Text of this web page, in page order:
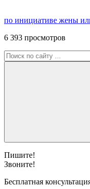
по инициативе жены
6 393 просмотров
Пишите!
Звоните!
Бесплатная